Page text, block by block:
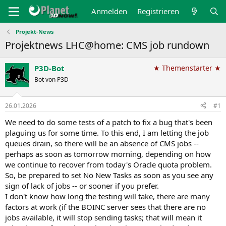
Anmelden Registrieren
Projekt-News
Projektnews LHC@home: CMS job rundown
P3D-Bot
Bot von P3D
★ Themenstarter ★
26.01.2026 #1
We need to do some tests of a patch to fix a bug that's been
plaguing us for some time. To this end, I am letting the job
queues drain, so there will be an absence of CMS jobs --
perhaps as soon as tomorrow morning, depending on how
we continue to recover from today's Oracle quota problem.
So, be prepared to set No New Tasks as soon as you see any
sign of lack of jobs -- or sooner if you prefer.
I don't know how long the testing will take, there are many
factors at work (if the BOINC server sees that there are no
jobs available, it will stop sending tasks; that will mean it